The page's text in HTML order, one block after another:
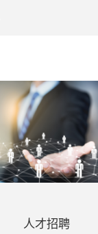
人才招聘